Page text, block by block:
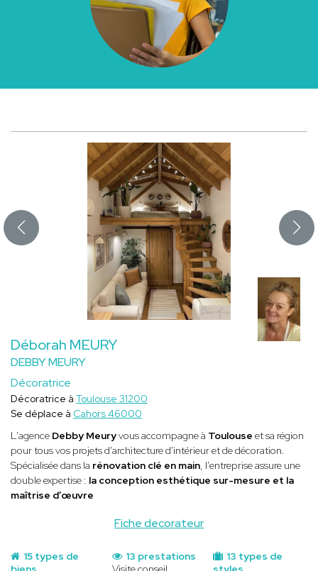
Déborah MEURY
DEBBY MEURY
Décoratrice
Fiche decorateur
Décoratrice à Toulouse 31200
Se déplace à Cahors 46000
L'agence Debby Meuryvous accompagne à Toulouse et sa région
pour tous vos projets d'architecture d'intérieur et de décoration.
Spécialisée dans la rénovation clé en main, l'entreprise assure une
double expertise : la conception esthétique sur-mesure et la
maîtrise d’œuvre
15 types de
13 types de
13 prestations